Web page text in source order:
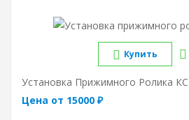
Купить
Установка Прижимного Ролика
Цена от 15000 ₽